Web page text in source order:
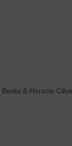
& Horacio